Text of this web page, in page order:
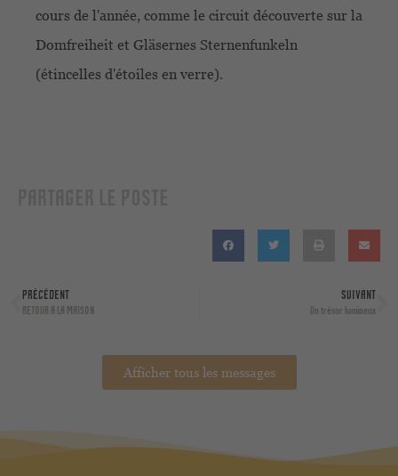
cours de l'année, comme le circuit découverte sur la
Domfreiheit et Gläsernes Sternenfunkeln
(étincelles d'étoiles en verre).
PRÉCÉDENT
RETOUR A LA MAISON
SUIVANT
Un trésor lumineux
Afficher tous les messages